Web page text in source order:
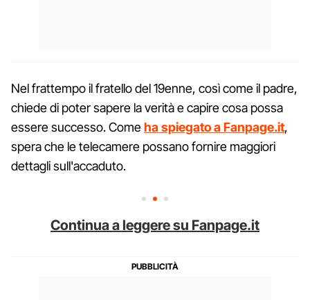
Nel frattempo il fratello del 19enne, così come il padre,
chiede di poter sapere la verità e capire cosa possa
essere successo. Comeha spiegato a Fanpage.it,
spera che le telecamere possano fornire maggiori
dettagli sull'accaduto.
Continua a leggere su Fanpage.it